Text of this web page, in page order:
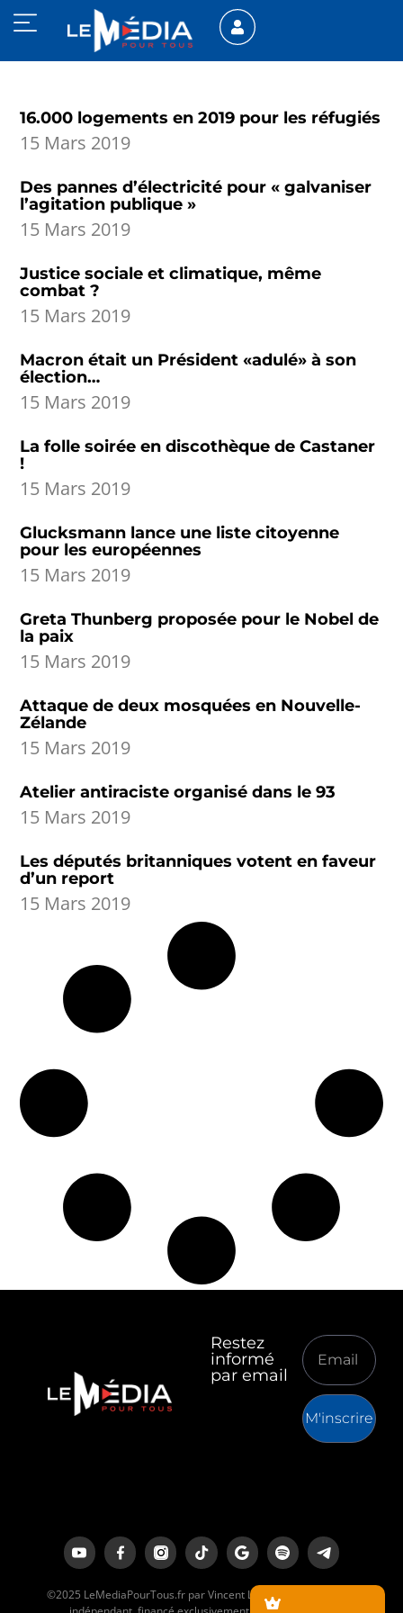
16.000 logements en 2019 pour les réfugiés
15 Mars 2019
Des pannes d’électricité pour « galvaniser
l’agitation publique »
15 Mars 2019
Justice sociale et climatique, même
combat ?
15 Mars 2019
Macron était un Président «adulé» à son
élection…
15 Mars 2019
La folle soirée en discothèque de Castaner
!
15 Mars 2019
Glucksmann lance une liste citoyenne
pour les européennes
15 Mars 2019
Greta Thunberg proposée pour le Nobel de
la paix
15 Mars 2019
Attaque de deux mosquées en Nouvelle-
Zélande
15 Mars 2019
Atelier antiraciste organisé dans le 93
15 Mars 2019
Les députés britanniques votent en faveur
d’un report
15 Mars 2019
Restez
informé
par email
M'inscrire
©2025 LeMediaPourTous.fr par Vincent Lapierre est un média